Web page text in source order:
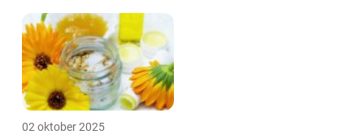
02 oktober 2025